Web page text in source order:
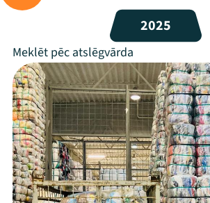
Arhīvs
Viņi bija LAMPĀ 2026
Jaunumi
Ziedo
Veikals
Kontakti
2025